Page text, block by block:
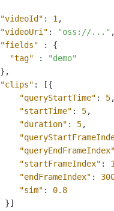
"videoId" : 1,
"videoUri" : "oss://..." ,
"fields"
:
{
"tag"
:
"demo"
} ,
"clips" : [{
"queryStartTime" : 5,
"startTime" : 5,
"duration" : 5,
"queryEndFrameIndex"
"startFrameIndex" :
"endFrameIndex" :
"sim" :
0.8
}]